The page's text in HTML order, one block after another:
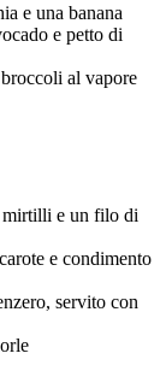
e una banana
e petto di
al vapore
mirtilli e un filo di
e condimento
servito con